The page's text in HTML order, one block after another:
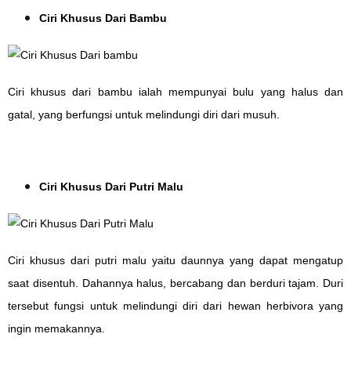
Ciri Khusus Dari Bambu
Ciri khusus dari bambu ialah mempunyai bulu yang halus dan
gatal, yang berfungsi untuk melindungi diri dari musuh.
Ciri Khusus Dari Putri Malu
Ciri khusus dari putri malu yaitu daunnya yang dapat mengatup
saat disentuh. Dahannya halus, bercabang dan berduri tajam. Duri
tersebut fungsi untuk melindungi diri dari hewan herbivora yang
ingin memakannya.